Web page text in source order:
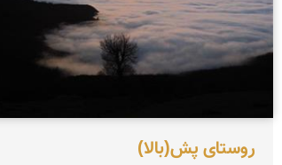
روستای پش(بالا)